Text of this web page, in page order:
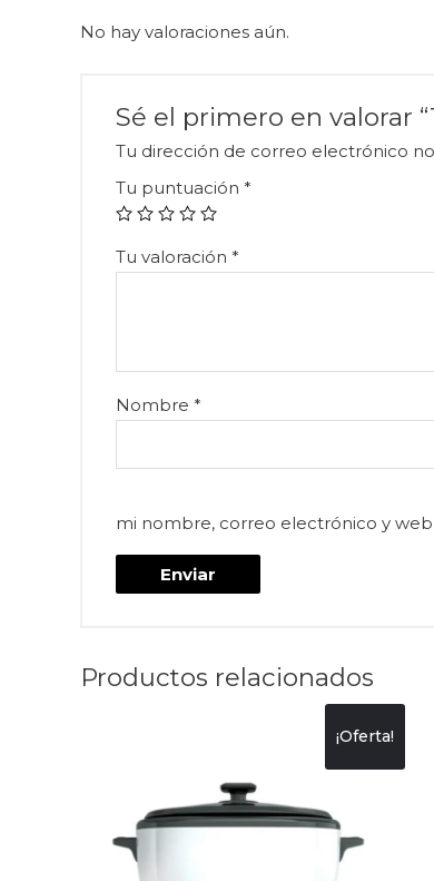
No hay valoraciones aún.
Sé el primero en valorar
Tu dirección de correo electrónico
Tu puntuación *
Tu valoración *
Nombre *
mi nombre, correo electrónico y
Productos relacionados
¡Oferta!